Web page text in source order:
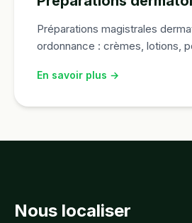
Préparations magistrales
ordonnance : crèmes, lotions,
En savoir plus →
Nous localiser